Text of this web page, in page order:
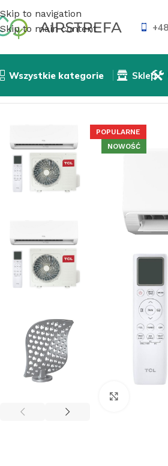
Skip to navigation
Skip to main content
Wszystkie kategorie Sklep
POPULARNE
NOWOŚĆ